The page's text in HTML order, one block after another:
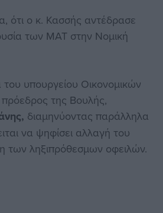
ότι ο κ. Κασσής αντέδρασε
των ΜΑΤ στην Νομική
του υπουργείου Οικονομικών
της Βουλής,
διαμηνύοντας παράλληλα
να ψηφίσει αλλαγή του
των ληξιπρόθεσμων οφειλών.